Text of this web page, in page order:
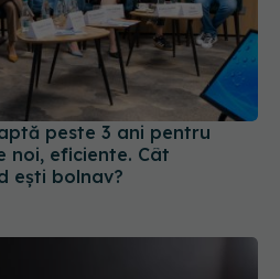
peste 3 ani pentru
eficiente. Cât
ești bolnav?